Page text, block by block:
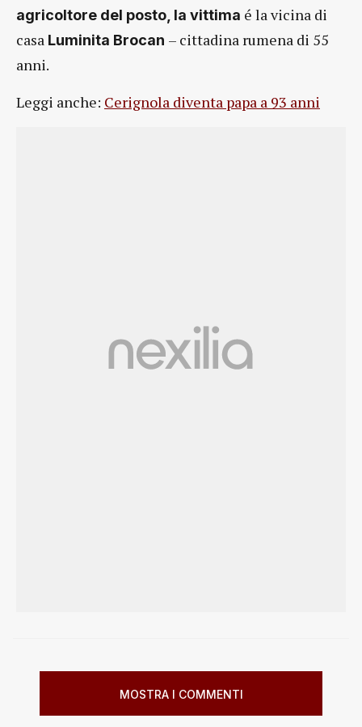
agricoltore del posto, la vittima é la vicina di
casa Luminita Brocan – cittadina rumena di 55
anni.
Leggi anche: Cerignola diventa papa a 93 anni
MOSTRA I COMMENTI